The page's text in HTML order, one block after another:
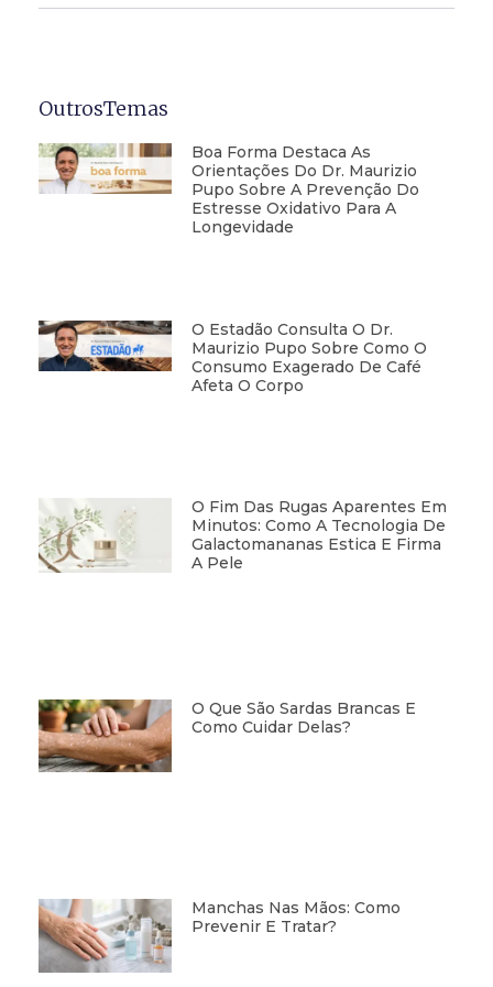
OutrosTemas
Boa Forma Destaca As
Orientações Do Dr. Maurizio
Pupo Sobre A Prevenção Do
Estresse Oxidativo Para A
Longevidade
O Estadão Consulta O Dr.
Maurizio Pupo Sobre Como O
Consumo Exagerado De Café
Afeta O Corpo
O Fim Das Rugas Aparentes Em
Minutos: Como A Tecnologia De
Galactomananas Estica E Firma
A Pele
O Que São Sardas Brancas E
Como Cuidar Delas?
Manchas Nas Mãos: Como
Prevenir E Tratar?